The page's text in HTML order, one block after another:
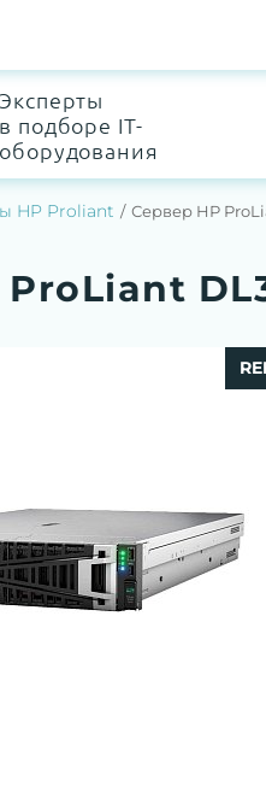
Эксперты
в подборе IT-
оборудования
HP Proliant Сервер HP